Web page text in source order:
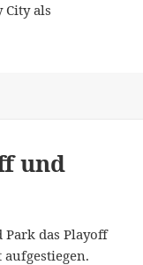
City als
und
Park das Playoff